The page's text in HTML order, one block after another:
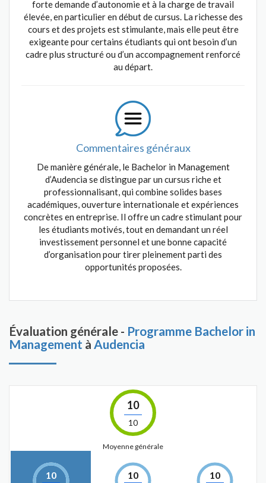
forte demande d’autonomie et à la charge de travail
élevée, en particulier en début de cursus. La richesse des
cours et des projets est stimulante, mais elle peut être
exigeante pour certains étudiants qui ont besoin d’un
cadre plus structuré ou d’un accompagnement renforcé
au départ.
Commentaires généraux
De manière générale, le Bachelor in Management
d’Audencia se distingue par un cursus riche et
professionnalisant, qui combine solides bases
académiques, ouverture internationale et expériences
concrètes en entreprise. Il offre un cadre stimulant pour
les étudiants motivés, tout en demandant un réel
investissement personnel et une bonne capacité
d’organisation pour tirer pleinement parti des
opportunités proposées.
Évaluation générale - Programme Bachelor in
Management à Audencia
10
10
Moyenne générale
10 10 10